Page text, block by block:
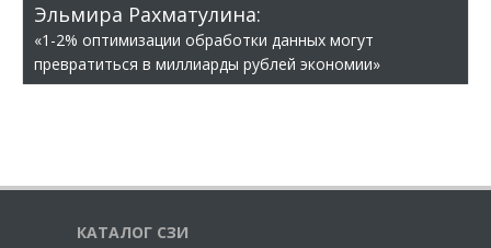
Эльмира Рахматулина:
«1-2% оптимизации обработки данных могут
превратиться в миллиарды рублей экономии»
КАТАЛОГ СЗИ